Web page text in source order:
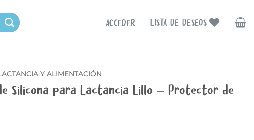
ACCEDER LISTA DE DESEOS
Y ALIMENTACIÓN
Silicona para Lactancia Lillo – Protector de